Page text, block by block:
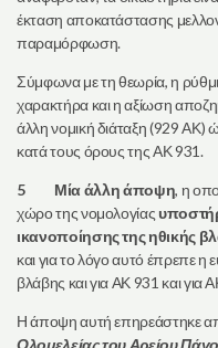
έκταση αποκατάστασης
παραμόρφωση.
Σύμφωνα με τη θεωρία, η
χαρακτήρα και η αξίωση
άλλη νομική διάταξη (929 ΑΚ)
κατά τους όρους της ΑΚ 931.
5 Μία άλλη άποψη, η
χώρο της νομολογίας
ικανοποίησης της ηθικής
και για το λόγο αυτό έπρεπε
βλάβης και για ΑΚ 931 και για
Η άποψη αυτή επηρεάστηκε